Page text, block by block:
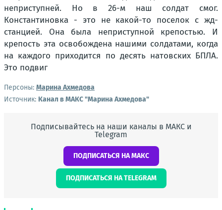
неприступней. Но в 26-м наш солдат смог.
Константиновка - это не какой-то поселок с жд-
станцией. Она была неприступной крепостью. И
крепость эта освобождена нашими солдатами, когда
на каждого приходится по десять натовских БПЛА.
Это подвиг
Персоны: Марина Ахмедова
Источник: Канал в МАКС "Марина Ахмедова"
Подписывайтесь на наши каналы в МАКС и
Telegram
ПОДПИСАТЬСЯ НА МАКС
ПОДПИСАТЬСЯ НА TELEGRAM